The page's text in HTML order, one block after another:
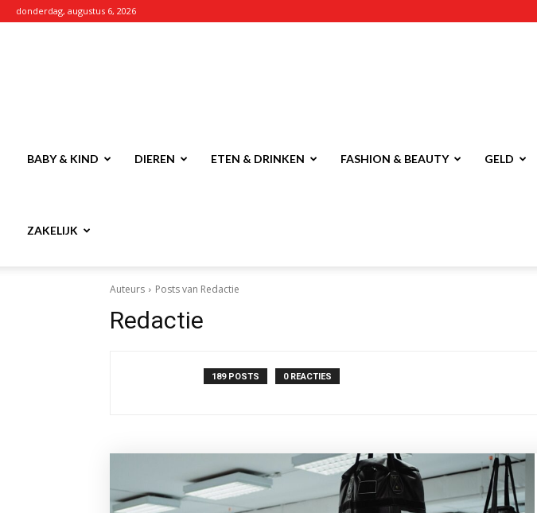
donderdag, augustus 6, 2026
BABY & KIND DIEREN ETEN & DRINKEN FASHION & BEAUTY GELD
ZAKELIJK
Auteurs Posts van Redactie
Redactie
189 POSTS 0 REACTIES